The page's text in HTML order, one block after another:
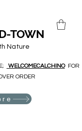
TOWN
Nature
WELCOMECALCHINOFOR
ORDER